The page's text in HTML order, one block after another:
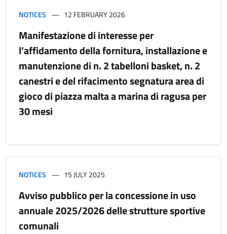
NOTICES 12 FEBRUARY 2026
Manifestazione di interesse per
l’affidamento della fornitura, installazione e
manutenzione di n. 2 tabelloni basket, n. 2
canestri e del rifacimento segnatura area di
gioco di piazza malta a marina di ragusa per
30 mesi
NOTICES 15 JULY 2025
Avviso pubblico per la concessione in uso
annuale 2025/2026 delle strutture sportive
comunali